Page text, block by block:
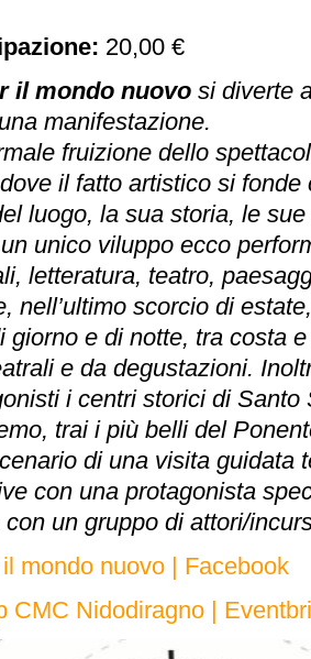
20,00 €
il mondo nuovo si diverte
manifestazione.
fruizione dello
il fatto artistico si fonde
luogo, la sua storia, le
unico viluppo ecco
letteratura, teatro,
nell’ultimo scorcio di
giorno e di notte, tra costa
e da degustazioni.
i centri storici di Santo
trai i più belli del
di una visita guidata
con una protagonista
un gruppo di attori/
mondo nuovo | Facebook
CMC Nidodiragno |